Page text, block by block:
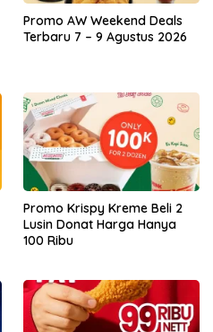
Promo AW Weekend Deals
Terbaru 7 – 9 Agustus 2026
Promo Krispy Kreme Beli 2
Lusin Donat Harga Hanya
100 Ribu